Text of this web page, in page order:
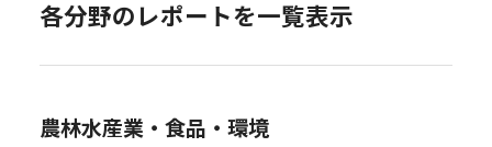
各分野のレポートを一覧表示
農林水産業・食品・環境